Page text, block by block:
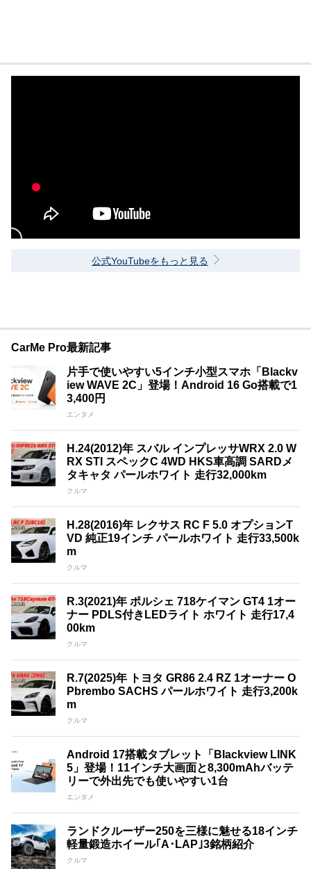
公式YouTubeをもっと見る
CarMe Pro最新記事
片手で使いやすい5インチ小型スマホ「Blackv
iew WAVE 2C」登場！Android 16 Go搭載で1
3,400円
エンタメ
H.24(2012)年 スバル インプレッサWRX 2.0 W
RX STI スペックC 4WD HKS車高調 SARDメ
タキャタ パールホワイト 走行32,000km
クルマ
H.28(2016)年 レクサス RC F 5.0 オプションT
VD 純正19インチ パールホワイト 走行33,500k
m
クルマ
R.3(2021)年 ポルシェ 718ケイマン GT4 1オー
ナー PDLS付きLEDライト ホワイト 走行17,4
00km
クルマ
R.7(2025)年 トヨタ GR86 2.4 RZ 1オーナー O
Pbrembo SACHS パールホワイト 走行3,200k
m
クルマ
Android 17搭載タブレット「Blackview LINK
5」登場！11インチ大画面と8,300mAhバッテ
リーで外出先でも使いやすい1台
エンタメ
ランドクルーザー250を三様に魅せる18インチ
軽量鍛造ホイール｢A･LAP｣3銘柄紹介
クルマ